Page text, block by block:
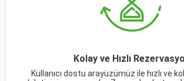
Kolay ve Hızlı
Kullanıcı dostu arayüzümüz ile hızlı ve